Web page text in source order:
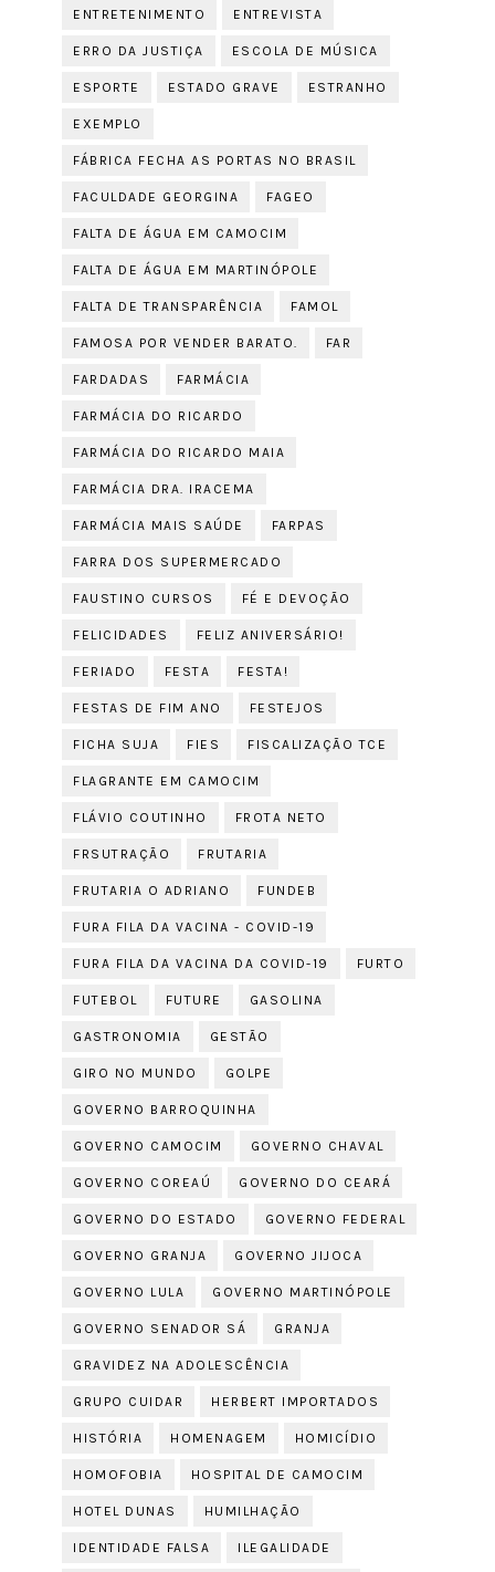
ENTRETENIMENTO ENTREVISTA
ERRO DA JUSTIÇA ESCOLA DE MÚSICA
ESPORTE ESTADO GRAVE ESTRANHO
EXEMPLO
FÁBRICA FECHA AS PORTAS NO BRASIL
FACULDADE GEORGINA FAGEO
FALTA DE ÁGUA EM CAMOCIM
FALTA DE ÁGUA EM MARTINÓPOLE
FALTA DE TRANSPARÊNCIA FAMOL
FAMOSA POR VENDER BARATO. FAR
FARDADAS FARMÁCIA
FARMÁCIA DO RICARDO
FARMÁCIA DO RICARDO MAIA
FARMÁCIA DRA. IRACEMA
FARMÁCIA MAIS SAÚDE FARPAS
FARRA DOS SUPERMERCADO
FAUSTINO CURSOS FÉ E DEVOÇÃO
FELICIDADES FELIZ ANIVERSÁRIO!
FERIADO FESTA FESTA!
FESTAS DE FIM ANO FESTEJOS
FICHA SUJA FIES FISCALIZAÇÃO TCE
FLAGRANTE EM CAMOCIM
FLÁVIO COUTINHO FROTA NETO
FRSUTRAÇÃO FRUTARIA
FRUTARIA O ADRIANO FUNDEB
FURA FILA DA VACINA - COVID-19
FURA FILA DA VACINA DA COVID-19 FURTO
FUTEBOL FUTURE GASOLINA
GASTRONOMIA GESTÃO
GIRO NO MUNDO GOLPE
GOVERNO BARROQUINHA
GOVERNO CAMOCIM GOVERNO CHAVAL
GOVERNO COREAÚ GOVERNO DO CEARÁ
GOVERNO DO ESTADO GOVERNO FEDERAL
GOVERNO GRANJA GOVERNO JIJOCA
GOVERNO LULA GOVERNO MARTINÓPOLE
GOVERNO SENADOR SÁ GRANJA
GRAVIDEZ NA ADOLESCÊNCIA
GRUPO CUIDAR HERBERT IMPORTADOS
HISTÓRIA HOMENAGEM HOMICÍDIO
HOMOFOBIA HOSPITAL DE CAMOCIM
HOTEL DUNAS HUMILHAÇÃO
IDENTIDADE FALSA ILEGALIDADE